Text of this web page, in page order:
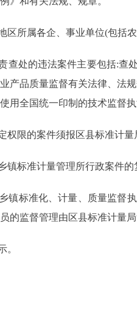
区所属各企、事业单位(包括
查处的违法案件主要包括:查
产品质量监督有关法律、法
用全国统一印制的技术监督执
权限的案件须报区县标准计量
镇标准计量管理所行政案件的
镇标准化、计量、质量监督
的监督管理由区县标准计量局
。